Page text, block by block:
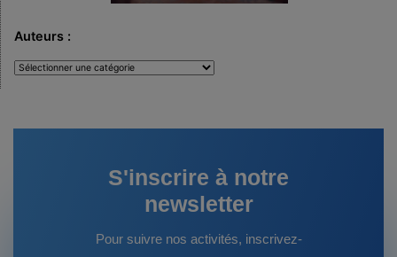
Auteurs :
Auteurs
:
S'inscrire à notre
newsletter
Pour suivre nos activités, inscrivez-